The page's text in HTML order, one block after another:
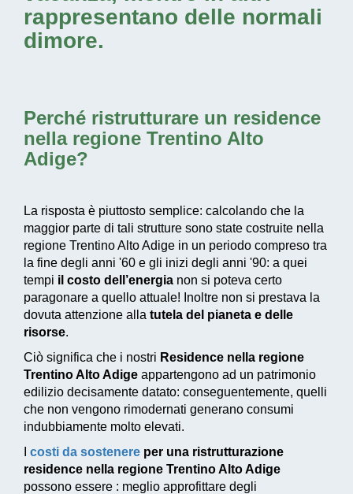
rappresentano delle normali
dimore.
Perché ristrutturare un residence
nella regione Trentino Alto
Adige?
La risposta è piuttosto semplice: calcolando che la
maggior parte di tali strutture sono state costruite nella
regione Trentino Alto Adige in un periodo compreso tra
la fine degli anni '60 e gli inizi degli anni '90: a quei
tempi il costo dell’energia non si poteva certo
paragonare a quello attuale! Inoltre non si prestava la
dovuta attenzione alla tutela del pianeta e delle
risorse.
Ciò significa che i nostri Residence nella regione
Trentino Alto Adige appartengono ad un patrimonio
edilizio decisamente datato: conseguentemente, quelli
che non vengono rimodernati generano consumi
indubbiamente molto elevati.
costi da sostenere per una ristrutturazione
residence nella regione Trentino Alto Adige
possono essere : meglio approfittare degli